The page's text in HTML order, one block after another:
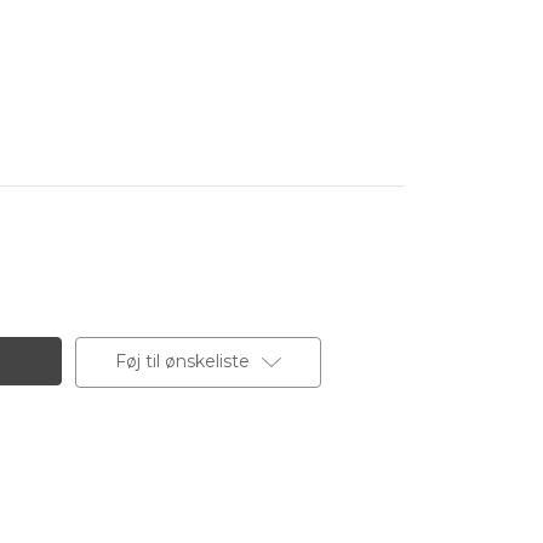
Føj til ønskeliste